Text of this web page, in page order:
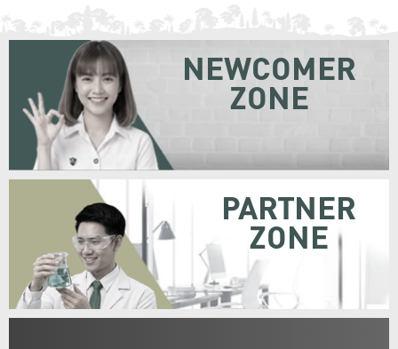
NEWCOMER
ZONE
PARTNER
ZONE